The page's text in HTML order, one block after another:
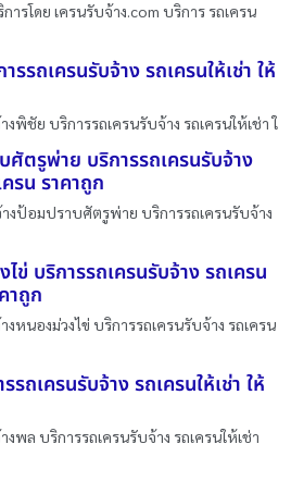
ารโดย เครนรับจ้าง.com บริการ รถเครน
รถเครนรับจ้าง รถเครนให้เช่า ให้
พิชัย บริการรถเครนรับจ้าง รถเครนให้เช่า ใ
ศัตรูพ่าย บริการรถเครนรับจ้าง
ครน ราคาถูก
งป้อมปราบศัตรูพ่าย บริการรถเครนรับจ้าง
ข่ บริการรถเครนรับจ้าง รถเครน
าถูก
งหนองม่วงไข่ บริการรถเครนรับจ้าง รถเครน
ถเครนรับจ้าง รถเครนให้เช่า ให้
พล บริการรถเครนรับจ้าง รถเครนให้เช่า